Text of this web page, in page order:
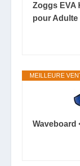
Zoggs EVA
pour Adulte
MEILLEURE
Waveboard